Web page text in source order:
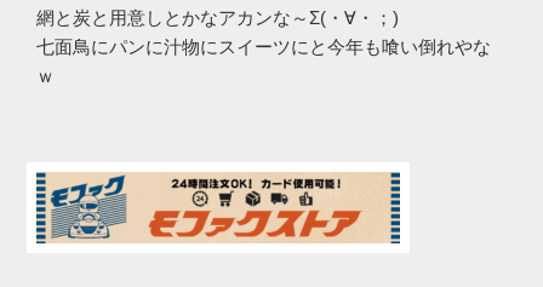
網と炭と用意しとかなアカンな～Σ(・∀・；)
七面鳥にパンに汁物にスイーツにと今年も喰い倒れやな
ｗ